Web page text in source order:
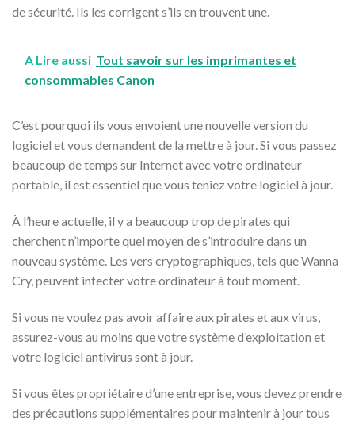
de sécurité. Ils les corrigent s’ils en trouvent une.
A Lire aussi Tout savoir sur les imprimantes et
consommables Canon
C’est pourquoi ils vous envoient une nouvelle version du
logiciel et vous demandent de la mettre à jour. Si vous passez
beaucoup de temps sur Internet avec votre ordinateur
portable, il est essentiel que vous teniez votre logiciel à jour.
À l’heure actuelle, il y a beaucoup trop de pirates qui
cherchent n’importe quel moyen de s’introduire dans un
nouveau système. Les vers cryptographiques, tels que Wanna
Cry, peuvent infecter votre ordinateur à tout moment.
Si vous ne voulez pas avoir affaire aux pirates et aux virus,
assurez-vous au moins que votre système d’exploitation et
votre logiciel antivirus sont à jour.
Si vous êtes propriétaire d’une entreprise, vous devez prendre
des précautions supplémentaires pour maintenir à jour tous